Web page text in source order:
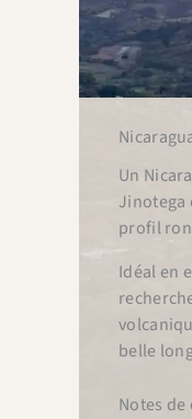
Un
Jinotega
profil
Idéal en
belle
Notes de